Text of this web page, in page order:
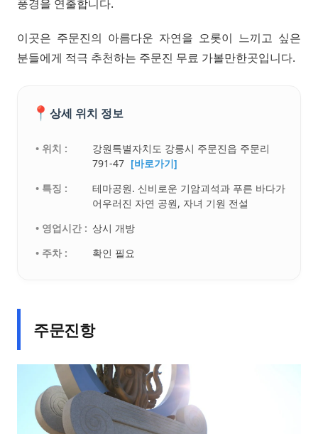
풍경을 연출합니다.
이곳은 주문진의 아름다운 자연을 오롯이 느끼고 싶은
분들에게 적극 추천하는 주문진 무료 가볼만한곳입니다.
📍 상세 위치 정보
• 위치 :
강원특별자치도 강릉시 주문진읍 주문리
791-47 [바로가기]
• 특징 :
테마공원. 신비로운 기암괴석과 푸른 바다가
어우러진 자연 공원, 자녀 기원 전설
• 영업시간 : 상시 개방
• 주차 :
확인 필요
주문진항